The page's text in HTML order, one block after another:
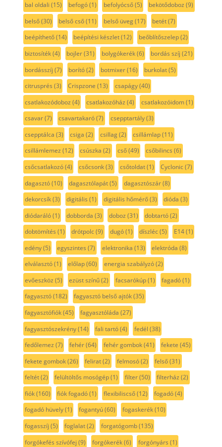
bal oldali (15) befogó(1) befolyócső(5) bekötődoboz (9)
belső(30) belső cső(11) belső üveg(17) betét(7)
beépíthető(14) beépítési készlet(12) beőblítőszelep(2)
biztosíték(4) bojler(31) bolygókerék(6) bordás szíj (21)
bordásszíj (7) borító(2) botmixer(16) burkolat(5)
citrusprés (3) Crispzone (13) csapágy(40)
csatlakozódoboz (4) csatlakozóház (4) csatlakozóidom(1)
csavar(7) csavartakaró(7) csepptartály(3)
csepptálca (3) csiga (2) csillag(2) csillámlap(11)
csillámlemez (12) csúszka (2) cső(49) csőbilincs (6)
csőcsatlakozó(4) csőcsonk(3) csőtoldat(1) Cyclonic(7)
dagasztó(10) dagasztólapát(5) dagasztószár(8)
dekorcsík(3) digitális (1) digitális hőmérő(3) dióda (3)
diódaráló(1) dobborda (3) doboz (31) dobtartó(2)
dobtömítés (1) drótpolc(9) dugó(1) díszléc(5) E14(1)
edény(5) egyszintes (7) elektronika (13) elektróda (8)
elválasztó(1) előlap(60) energia szabályzó(2)
evőeszköz (5) ezüst színű(2) facsarókúp(1) fagadó(1)
fagyasztó(182) fagyasztó belső ajtók(35)
fagyasztófiók(45) fagyasztóláda (27)
fagyasztószekrény(14) fali tartó(4) fedél (38)
fedőlemez (7) fehér(64) fehér gombok(41) fekete (45)
fekete gombok(26) felirat(2) felmosó(2) felső(31)
feltét(2) felültöltős mosógép(1) filter(50) filterház (2)
fiók(160) fiók fogadó(1) flexibiliscső(12) fogadó(4)
fogadó hüvely(1) fogantyú(60) fogaskerék(10)
fogasszíj (5) foglalat(2) forgatógomb(135)
forgókefés szívófej (9) forgókerék(6) forgónyárs (1)